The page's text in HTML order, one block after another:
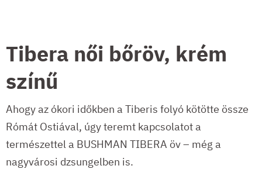
Tibera női bőröv, krém
színű
Ahogy az ókori időkben a Tiberis folyó kötötte össze
Rómát Ostiával, úgy teremt kapcsolatot a
természettel a BUSHMAN TIBERA öv – még a
nagyvárosi dzsungelben is.